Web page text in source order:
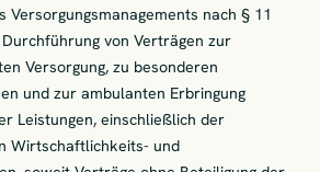
Versorgungsmanagements nach § 11
Durchführung von Verträgen zur
Versorgung, zu besonderen
und zur ambulanten Erbringung
Leistungen, einschließlich der
Wirtschaftlichkeits- und